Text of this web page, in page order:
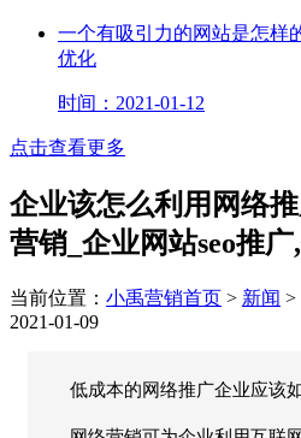
一个有吸引力的网站是怎样
优化
时间：2021-01-12
点击查看更多
企业该怎么利用网络
营销_企业网站seo推广
当前位置： 小禹营销首页 > 新闻 >
2021-01-09
低成本的网络推广企业应该